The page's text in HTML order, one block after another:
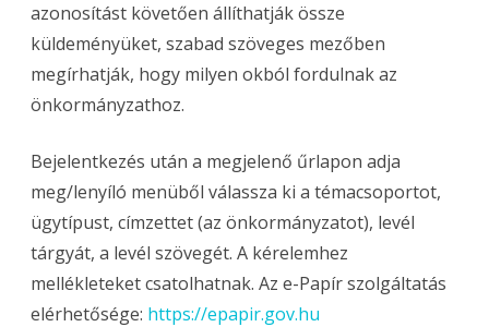
azonosítást követően állíthatják össze
küldeményüket, szabad szöveges mezőben
megírhatják, hogy milyen okból fordulnak az
önkormányzathoz.
Bejelentkezés után a megjelenő űrlapon adja
meg/lenyíló menüből válassza ki a témacsoportot,
ügytípust, címzettet (az önkormányzatot), levél
tárgyát, a levél szövegét. A kérelemhez
mellékleteket csatolhatnak. Az e-Papír szolgáltatás
elérhetősége: https://epapir.gov.hu